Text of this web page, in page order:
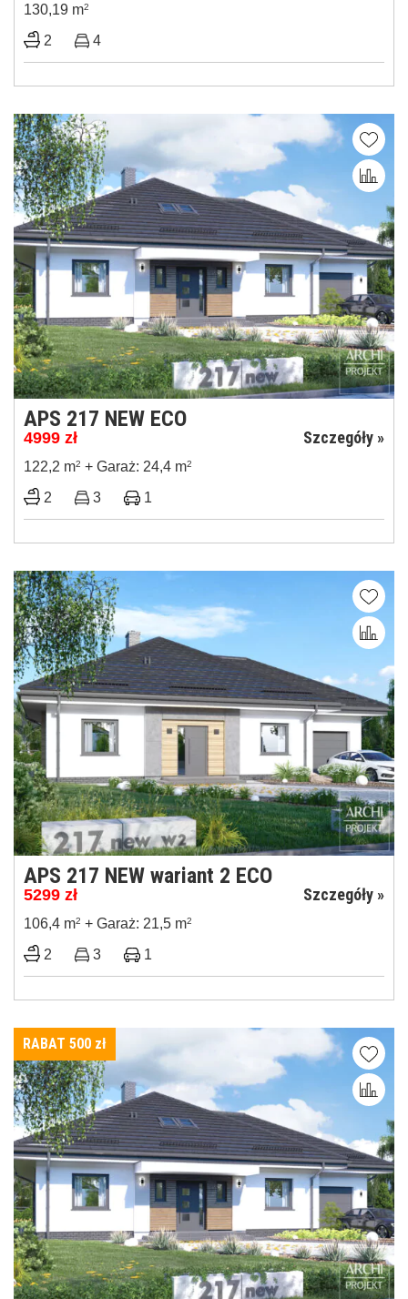
130,19 m2
2 4
APS 217 NEW ECO
4999 zł Szczegóły »
122,2 m2 + Garaż: 24,4 m2
2 3 1
APS 217 NEW wariant 2 ECO
5299 zł Szczegóły »
106,4 m2 + Garaż: 21,5 m2
2 3 1
RABAT 500 zł